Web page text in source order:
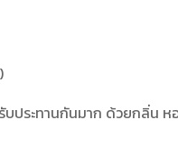
ระทานกันมาก ด้วยกลิ่น